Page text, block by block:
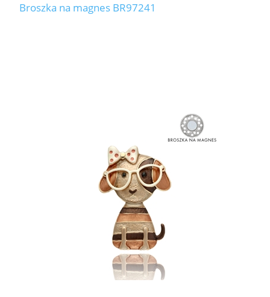
Broszka na magnes BR97241